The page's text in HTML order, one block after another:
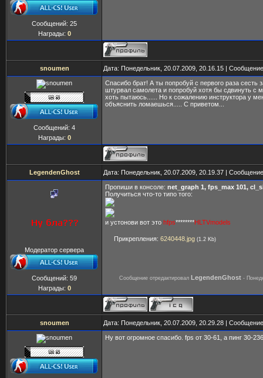
Сообщений: 25
Награды: 0
snoumen Дата: Понедельник, 20.07.2009, 20.16.15 |
Сообщений: 4
Награды: 0
Спасибо брат! А ты попробуй с первого раза сесть
штурвал самолета и попробуй хотя бы сдвинуть с
хоть пытаюсь...... Но к сожалению инструктора у
объяснить ломаешься..... С приветом...
LegendenGhost Дата: Понедельник, 20.07.2009, 20.19.37 |
Модератор сервера
Сообщений: 59
Награды: 0
Пропиши в консоле: net_graph 1, fps_max 101,
Получиться что-то типо того:
и устонови вот это hfps********HLTVmodels
Прикрепления: 6240448.jpg (1.2 Kb)
Сообщение отредактировал LegendenGhost -
snoumen Дата: Понедельник, 20.07.2009, 20.29.28 |
Ну вот огромное спасибо. fps от 30-61, а пинг 30-236